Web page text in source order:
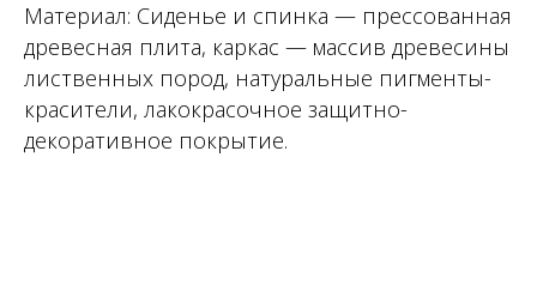
Материал: Сиденье и спинка — прессованная
древесная плита, каркас — массив древесины
лиственных пород, натуральные пигменты-
красители, лакокрасочное защитно-
декоративное покрытие.